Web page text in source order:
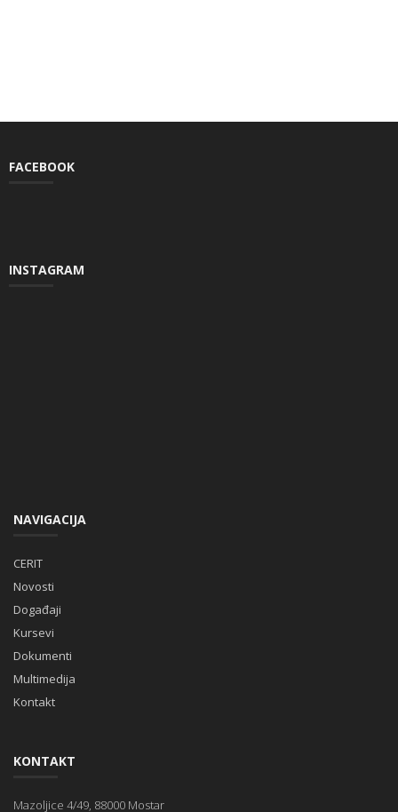
FACEBOOK
INSTAGRAM
NAVIGACIJA
CERIT
Novosti
Događaji
Kursevi
Dokumenti
Multimedija
Kontakt
KONTAKT
Mazoljice 4/49, 88000 Mostar